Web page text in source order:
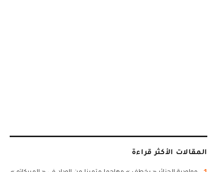
المقالات الأكثر قراءة